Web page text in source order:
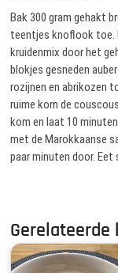
Bak 300 gram gehakt
teentjes knoflook toe.
kruidenmix door het
blokjes gesneden
rozijnen en abrikozen
ruime kom de
kom en laat 10
met de Marokkaanse
paar minuten door. Eet
Gerelateerde